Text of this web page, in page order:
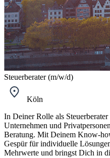
Steuerberater (m/w/d)
Köln
In Deiner Rolle als
Unternehmen und
Beratung. Mit Deinem Know-
Gespür für individuelle
Mehrwerte und bringst Dich in